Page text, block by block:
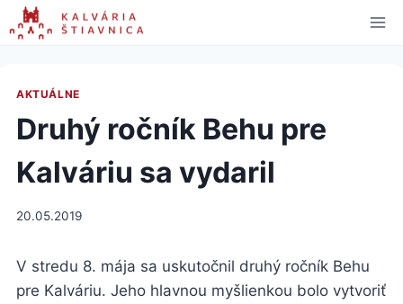
Skip
to
AKTUÁLNE
Druhý ročník Behu pre
Kalváriu sa vydaril
20.05.2019
V stredu 8. mája sa uskutočnil druhý ročník Behu
pre Kalváriu. Jeho hlavnou myšlienkou bolo vytvoriť